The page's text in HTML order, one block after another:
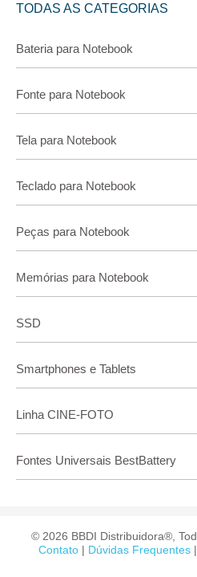
TODAS AS CATEGORIAS
Bateria para Notebook
Fonte para Notebook
Tela para Notebook
Teclado para Notebook
Peças para Notebook
Memórias para Notebook
SSD
Smartphones e Tablets
Linha CINE-FOTO
Fontes Universais BestBattery
© 2026 BBDI Distribuidora®,
Contato | Dúvidas Frequentes |